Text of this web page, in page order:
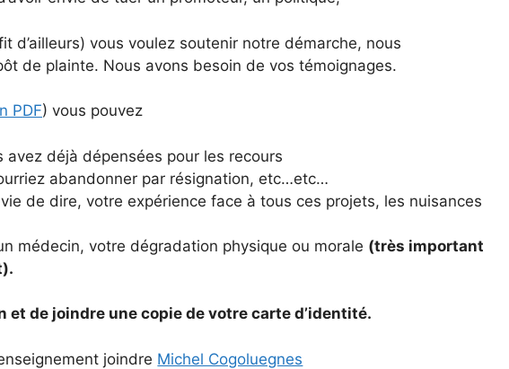
d’ailleurs) vous voulez soutenir notre démarche, nous
de plainte. Nous avons besoin de vos témoignages.
PDF) vous pouvez
déjà dépensées pour les recours
abandonner par résignation, etc…etc…
de dire, votre expérience face à tous ces projets, les nuisances
médecin, votre dégradation physique ou morale (très important
et de joindre une copie de votre carte d’identité.
joindre Michel Cogoluegnes